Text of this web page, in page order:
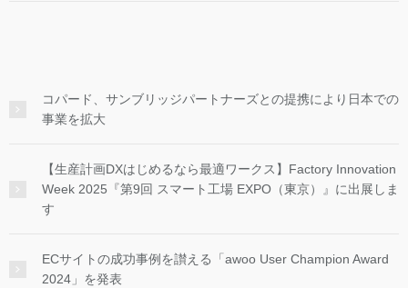
コパード、サンブリッジパートナーズとの提携により日本での
事業を拡大
【生産計画DXはじめるなら最適ワークス】Factory Innovation
Week 2025『第9回 スマート工場 EXPO（東京）』に出展しま
す
ECサイトの成功事例を讃える「awoo User Champion Award
2024」を発表